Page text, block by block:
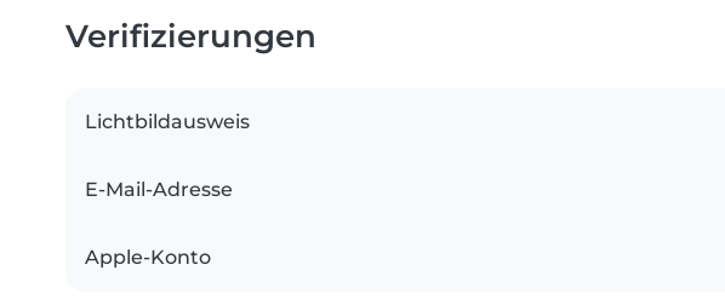
Verifizierungen
Lichtbildausweis
E-Mail-Adresse
Apple-Konto